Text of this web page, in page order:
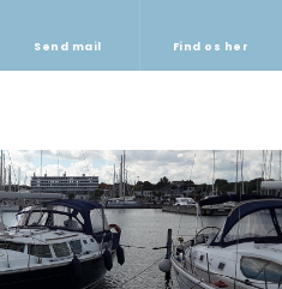
Send mail Find os her